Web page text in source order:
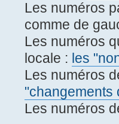
Les numéros
comme de
Les numéros
locale : les
Les numéros
"changements
Les numéros